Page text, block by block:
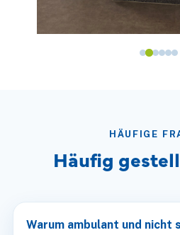
HÄUFIGE
Häufig
Warum ambulant und nicht